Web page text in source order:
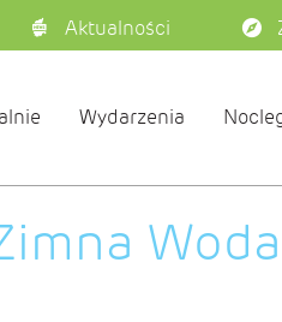
Aktualności
Wydarzenia
Woda